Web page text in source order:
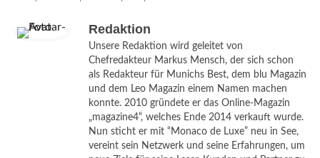
Dabei geht es nicht um schnelle Veränderungen, sondern um
eine klare Neuausrichtung von innen heraus. Der Fokus liegt
darauf, das eigene Potenzial bewusster zu erkennen und im
Business-Alltag gezielt zu nutzen.
Evolution statt radikaler Bruch
Redaktion
Unsere Redaktion wird geleitet von
Chefredakteur Markus Mensch, der sich schon
als Redakteur für Munichs Best, dem blu Magazin
und dem Leo Magazin einem Namen machen
konnte. 2010 gründete er das Online-Magazin
„magazine4“, welches Ende 2014 verkauft wurde.
Nun sticht er mit “Monaco de Luxe” neu in See,
vereint sein Netzwerk und seine Erfahrungen, um